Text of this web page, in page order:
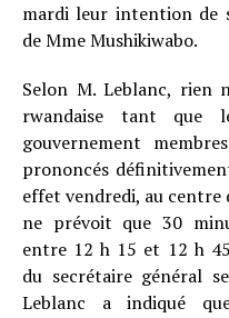
mardi leur intention de
de Mme Mushikiwabo.
Selon M. Leblanc, rien
rwandaise tant que
gouvernement
prononcés
effet vendredi, au centre
ne prévoit que 30
entre 12 h 15 et 12 h
du secrétaire général
Leblanc a indiqué